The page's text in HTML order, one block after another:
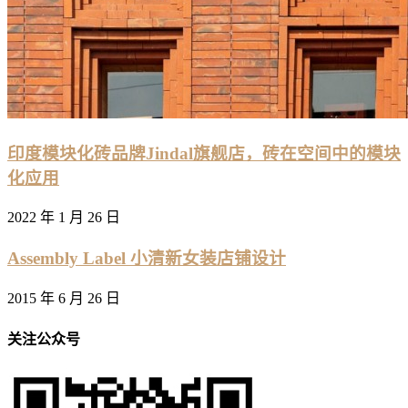
印度模块化砖品牌Jindal旗舰店，砖在空间中的模块
化应用
2022 年 1 月 26 日
Assembly Label 小清新女装店铺设计
2015 年 6 月 26 日
关注公众号